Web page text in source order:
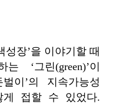
성장’을 이야기할 때
‘그린(green)’이
이’의 지속가능성
게 접할 수 있었다.